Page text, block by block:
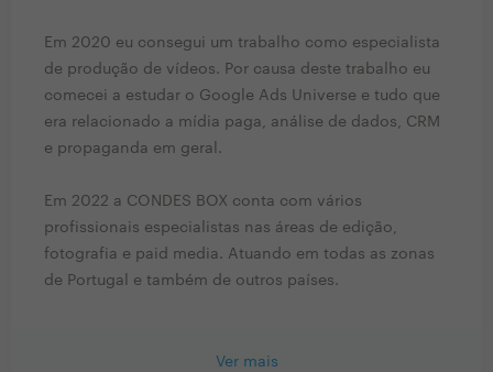
Em 2020 eu consegui um trabalho como especialista
de produção de vídeos. Por causa deste trabalho eu
comecei a estudar o Google Ads Universe e tudo que
era relacionado a mídia paga, análise de dados, CRM
e propaganda em geral.
Em 2022 a CONDES BOX conta com vários
profissionais especialistas nas áreas de edição,
fotografia e paid media. Atuando em todas as zonas
de Portugal e também de outros países.
Ver mais